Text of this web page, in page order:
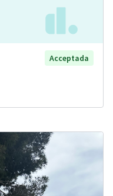
Acceptada